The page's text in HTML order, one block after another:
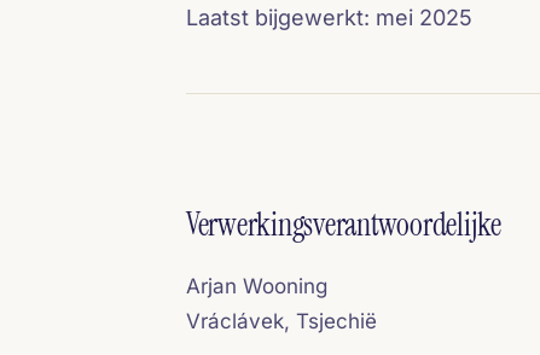
Laatst bijgewerkt: mei 2025
Verwerkingsverantwoordelijke
Arjan Wooning
Vráclávek, Tsjechië